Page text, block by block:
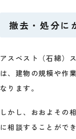
撤去・処分に
アスベスト（石綿）
は、建物の規模や作
なります。
しかし、おおよその
に相談することができ